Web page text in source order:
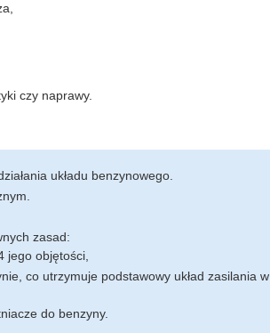
czy naprawy.
układu benzynowego.
zasad:
jego objętości,
co utrzymuje podstawowy układ zasilania
do benzyny.